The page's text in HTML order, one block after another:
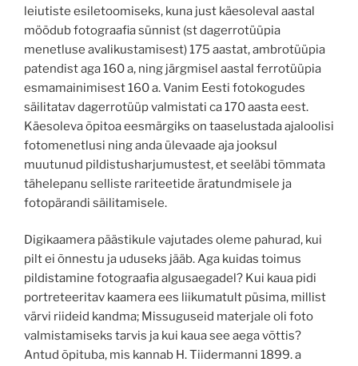
leiutiste esiletoomiseks, kuna just käesoleval aastal
möödub fotograafia sünnist (st dagerrotüüpia
menetluse avalikustamisest) 175 aastat, ambrotüüpia
patendist aga 160 a, ning järgmisel aastal ferrotüüpia
esmamainimisest 160 a. Vanim Eesti fotokogudes
säilitatav dagerrotüüp valmistati ca 170 aasta eest.
Käesoleva õpitoa eesmärgiks on taaselustada ajaloolisi
fotomenetlusi ning anda ülevaade aja jooksul
muutunud pildistusharjumustest, et seeläbi tõmmata
tähelepanu selliste rariteetide äratundmisele ja
fotopärandi säilitamisele.
Digikaamera päästikule vajutades oleme pahurad, kui
pilt ei õnnestu ja uduseks jääb. Aga kuidas toimus
pildistamine fotograafia algusaegadel? Kui kaua pidi
portreteeritav kaamera ees liikumatult püsima, millist
värvi riideid kandma; Missuguseid materjale oli foto
valmistamiseks tarvis ja kui kaua see aega võttis?
Antud õpituba, mis kannab H. Tiidermanni 1899. a